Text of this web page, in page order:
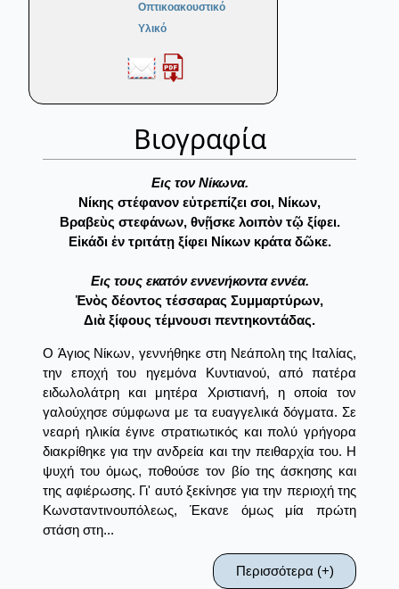
Οπτικοακουστικό
Υλικό
Βιογραφία
Eις τον Nίκωνα.
Νίκης στέφανον εὐτρεπίζει σοι, Νίκων,
Βραβεὺς στεφάνων, θνῇσκε λοιπὸν τῷ ξίφει.
Εἰκάδι ἐν τριτάτῃ ξίφει Νίκων κράτα δῶκε.
Eις τους εκατόν εννενήκοντα εννέα.
Ἑνὸς δέοντος τέσσαρας Συμμαρτύρων,
Διὰ ξίφους τέμνουσι πεντηκοντάδας.
O Άγιος Νίκων, γεννήθηκε στη Νεάπολη της Ιταλίας,
την εποχή του ηγεμόνα Κυντιανού, από πατέρα
ειδωλολάτρη και μητέρα Χριστιανή, η οποία τον
γαλούχησε σύμφωνα με τα ευαγγελικά δόγματα. Σε
νεαρή ηλικία έγινε στρατιωτικός και πολύ γρήγορα
διακρίθηκε για την ανδρεία και την πειθαρχία του. Η
ψυχή του όμως, ποθούσε τον βίο της άσκησης και
της αφιέρωσης. Γι' αυτό ξεκίνησε για την περιοχή της
Κωνσταντινουπόλεως, Έκανε όμως μία πρώτη
στάση στη...
Περισσότερα (+)